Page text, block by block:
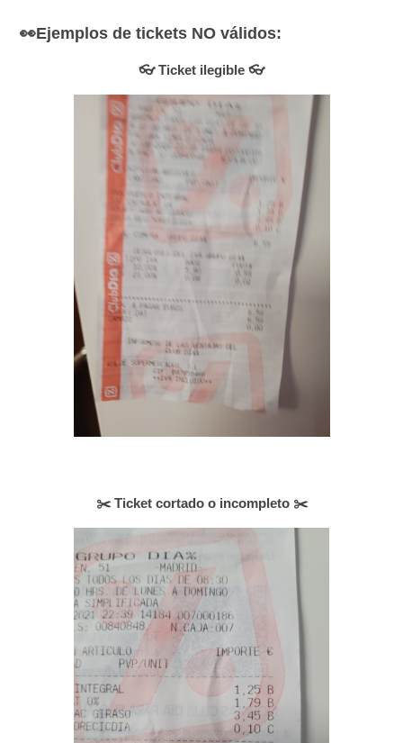
👀Ejemplos de tickets NO válidos:
👓 Ticket ilegible 👓
✂️ Ticket cortado o incompleto ✂️